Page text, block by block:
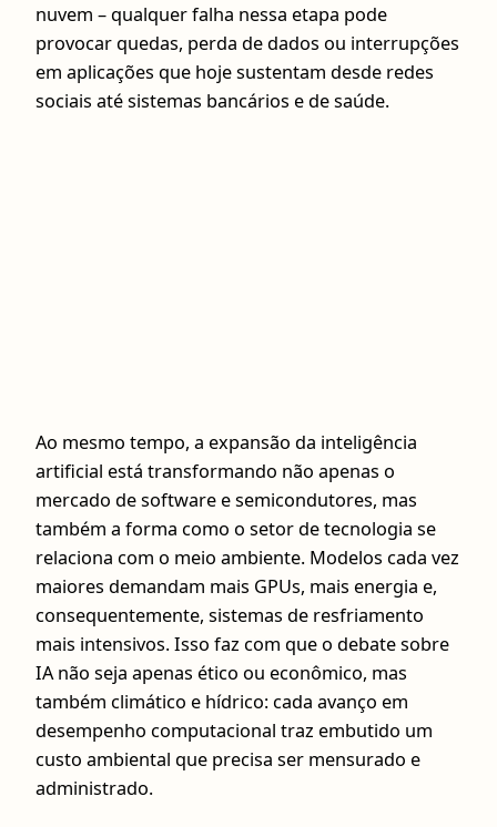
nuvem – qualquer falha nessa etapa pode
provocar quedas, perda de dados ou interrupções
em aplicações que hoje sustentam desde redes
sociais até sistemas bancários e de saúde.
Ao mesmo tempo, a expansão da inteligência
artificial está transformando não apenas o
mercado de software e semicondutores, mas
também a forma como o setor de tecnologia se
relaciona com o meio ambiente. Modelos cada vez
maiores demandam mais GPUs, mais energia e,
consequentemente, sistemas de resfriamento
mais intensivos. Isso faz com que o debate sobre
IA não seja apenas ético ou econômico, mas
também climático e hídrico: cada avanço em
desempenho computacional traz embutido um
custo ambiental que precisa ser mensurado e
administrado.